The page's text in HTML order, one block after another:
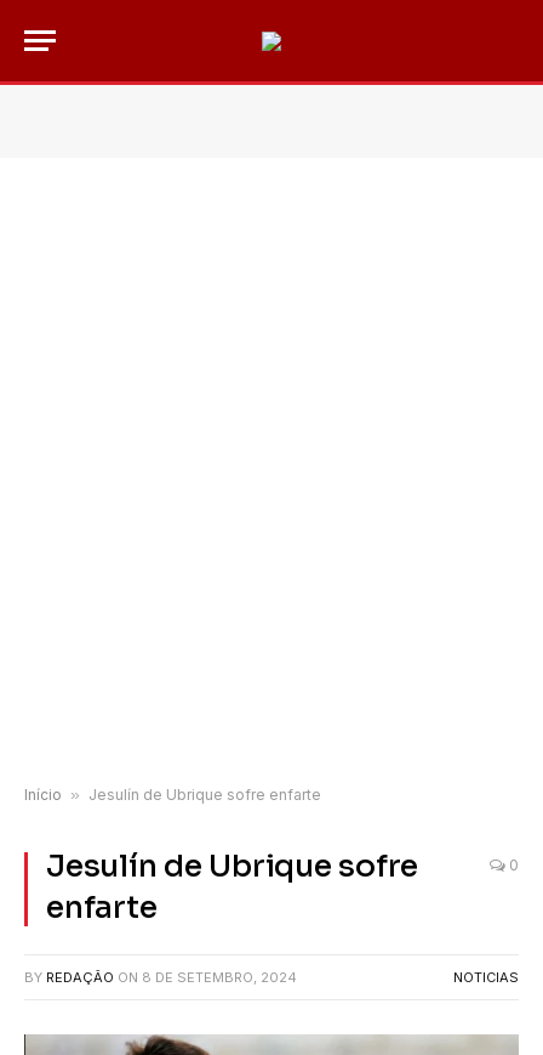
Início » Jesulín de Ubrique sofre enfarte
Jesulín de Ubrique sofre
enfarte
0
BY REDAÇÃO ON 8 DE SETEMBRO, 2024 NOTICIAS